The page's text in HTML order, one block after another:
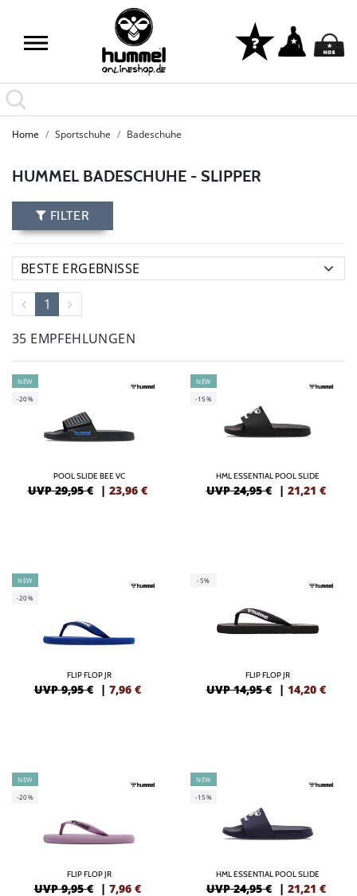
Home Sportschuhe Badeschuhe
HUMMEL BADESCHUHE - SLIPPER
FILTER
1
35 EMPFEHLUNGEN
NEW
-20%
POOL SLIDE BEE VC
UVP 29,95 € | 23,96 €
NEW
-15%
HML ESSENTIAL POOL SLIDE
UVP 24,95 € | 21,21 €
NEW
-20%
FLIP FLOP JR
UVP 9,95 € | 7,96 €
-5%
FLIP FLOP JR
UVP 14,95 € | 14,20 €
NEW
-20%
FLIP FLOP JR
UVP 9,95 € | 7,96 €
NEW
-15%
HML ESSENTIAL POOL SLIDE
UVP 24,95 € | 21,21 €